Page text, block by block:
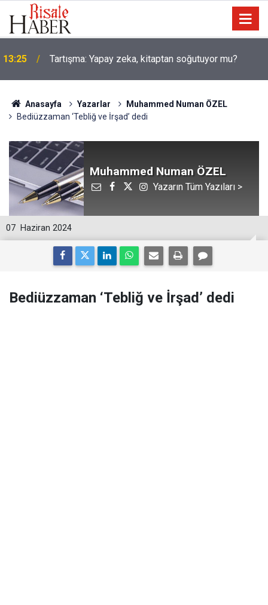
13:25 Tartışma: Yapay zeka, kitaptan soğutuyor mu?
Anasayfa Yazarlar
Muhammed Numan ÖZEL
Bediüzzaman ‘Tebliğ ve İrşad’ dedi
Muhammed Numan ÖZEL
Yazarın Tüm Yazıları >
07 Haziran 2024
Bediüzzaman ‘Tebliğ ve İrşad’ dedi